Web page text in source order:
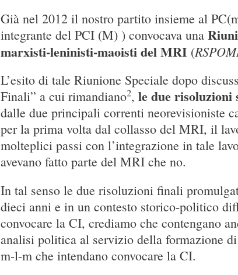
Già nel 2012 il nostro partito insieme al
integrante del PCI (M) ) convocava una
marxisti-leninisti-maoisti del MRI (
L’esito di tale Riunione Speciale dopo
Finali” a cui rimandiano2, le due risoluzioni
dalle due principali correnti neorevisioniste
per la prima volta dal collasso del MRI, il
molteplici passi con l’integrazione in tale
avevano fatto parte del MRI che no.
In tal senso le due risoluzioni finali
dieci anni e in un contesto storico-politico
convocare la CI, crediamo che contengano
analisi politica al servizio della formazione
m-l-m che intendano convocare la CI.